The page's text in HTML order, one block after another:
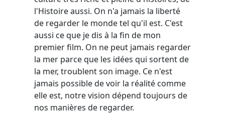
l'Histoire aussi. On n'a jamais la liberté
de regarder le monde tel qu'il est. C'est
aussi ce que je dis à la fin de mon
premier film. On ne peut jamais regarder
la mer parce que les idées qui sortent de
la mer, troublent son image. Ce n'est
jamais possible de voir la réalité comme
elle est, notre vision dépend toujours de
nos manières de regarder.